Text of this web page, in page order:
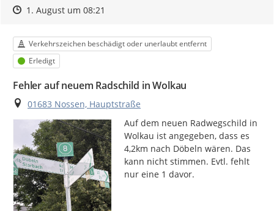
Zeitpunkt des Erstellens
Zeitpunkt des Erstellens
1. August um 08:21
Kategorie
Verkehrszeichen beschädigt oder unerlaubt entfernt
Status
Erledigt
Fehler auf neuem Radschild in Wolkau
Ort
01683 Nossen, Hauptstraße
Auf dem neuen Radwegschild in
Wolkau ist angegeben, dass es
4,2km nach Döbeln wären. Das
kann nicht stimmen. Evtl. fehlt
nur eine 1 davor.